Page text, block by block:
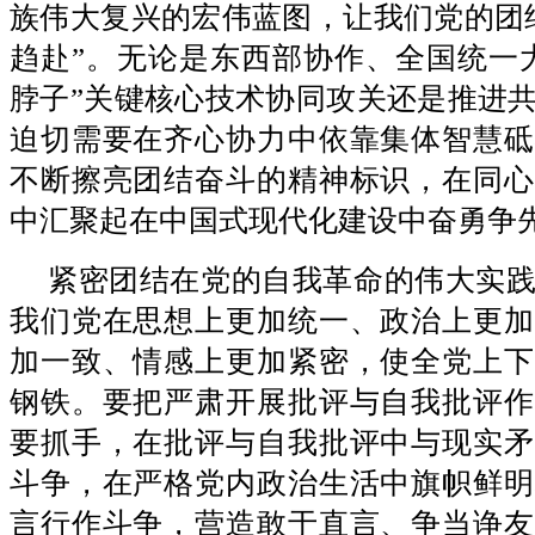
族伟大复兴的宏伟蓝图，让我们党的团
趋赴”。无论是东西部协作、全国统一
脖子”关键核心技术协同攻关还是推进
迫切需要在齐心协力中依靠集体智慧
不断擦亮团结奋斗的精神标识，在同
中汇聚起在中国式现代化建设中奋勇争
紧密团结在党的自我革命的伟大实
我们党在思想上更加统一、政治上更
加一致、情感上更加紧密，使全党上
钢铁。要把严肃开展批评与自我批评
要抓手，在批评与自我批评中与现实
斗争，在严格党内政治生活中旗帜鲜
言行作斗争，营造敢于直言、争当诤